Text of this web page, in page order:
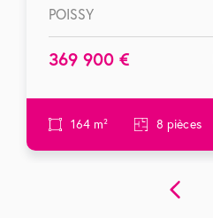
POISSY
369 900 €
164 m² 8 pièces